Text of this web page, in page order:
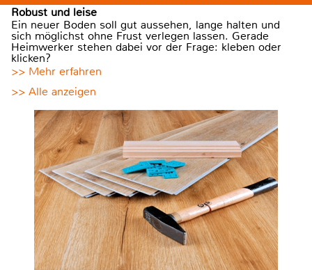
Robust und leise
Ein neuer Boden soll gut aussehen, lange halten und
sich möglichst ohne Frust verlegen lassen. Gerade
Heimwerker stehen dabei vor der Frage: kleben oder
klicken?
>> Mehr erfahren
>> Alle anzeigen